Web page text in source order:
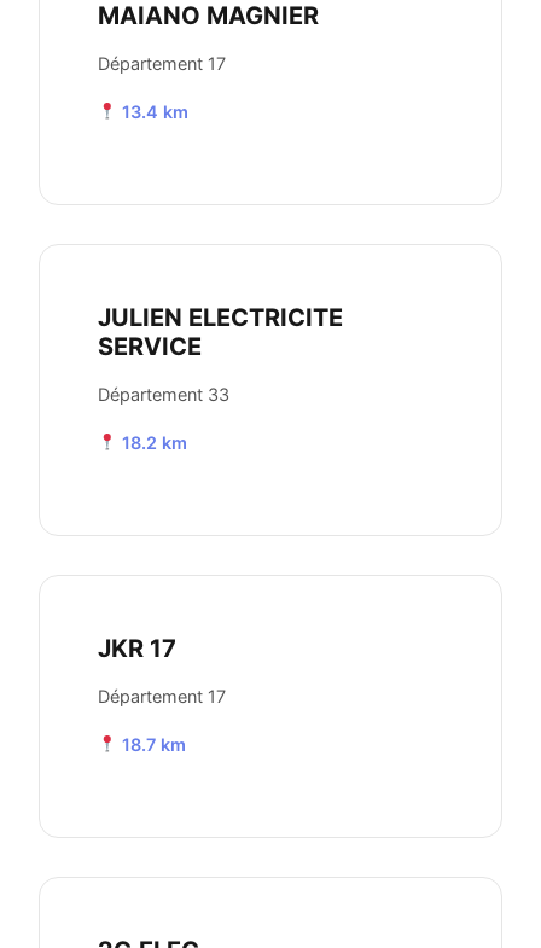
MAIANO MAGNIER
Département 17
13.4 km
JULIEN ELECTRICITE
SERVICE
Département 33
18.2 km
JKR 17
Département 17
18.7 km